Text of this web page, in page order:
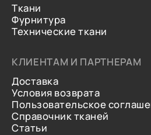
Ткани
Фурнитура
Технические ткани
КЛИЕНТАМ И ПАРТНЕРАМ
Доставка
Условия возврата
Пользовательское
Справочник тканей
Статьи